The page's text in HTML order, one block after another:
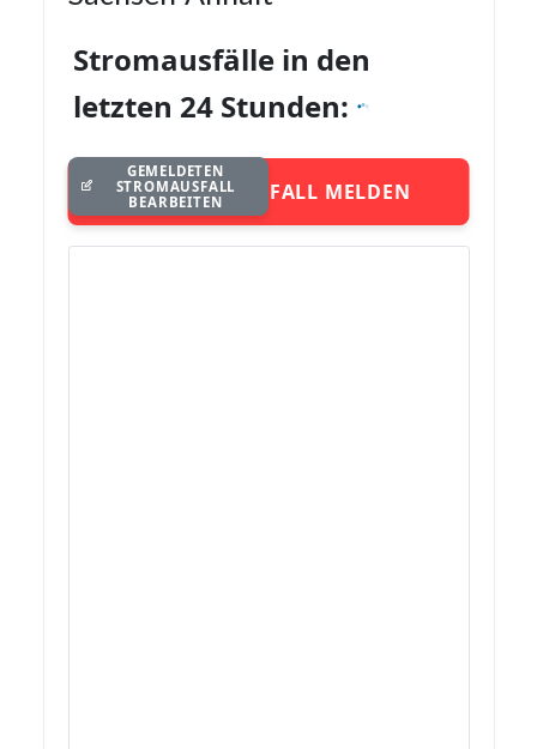
Stromausfälle in den
letzten 24 Stunden:
STROMAUSFALL MELDEN
GEMELDETEN
STROMAUSFALL
BEARBEITEN